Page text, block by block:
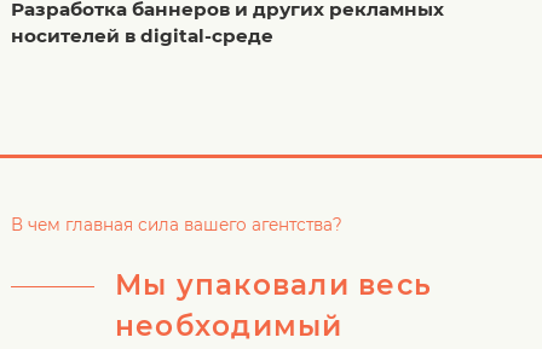
Разработка баннеров и других рекламных
носителей в digital-среде
В чем главная сила вашего агентства?
Мы упаковали весь
необходимый